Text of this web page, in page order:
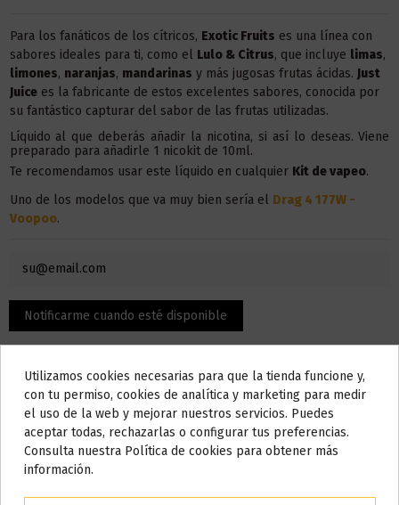
Para los fanáticos de los cítricos, Exotic Fruits es una línea con
sabores ideales para ti, como el Lulo & Citrus, que incluye limas,
limones, naranjas, mandarinas y más jugosas frutas ácidas. Just
Juicees la fabricante de estos excelentes sabores, conocida por
su fantástico capturar del sabor de las frutas utilizadas.
Líquido al que deberás añadir la nicotina, si así lo deseas. Viene
preparado para añadirle 1 nicokit de 10ml.
Te recomendamos usar este líquido en cualquier Kit de vapeo.
Uno de los modelos que va muy bien sería el Drag 4 177W -
Voopoo.
Descripción
Do not show again.
AVISO IMPORTANTE
Nos tomamos unos días
Utilizamos cookies necesarias para que la tienda funcione y,
con tu permiso, cookies de analítica y marketing para medir
el uso de la web y mejorar nuestros servicios. Puedes
aceptar todas, rechazarlas o configurar tus preferencias.
Consulta nuestra Política de cookies para obtener más
información.